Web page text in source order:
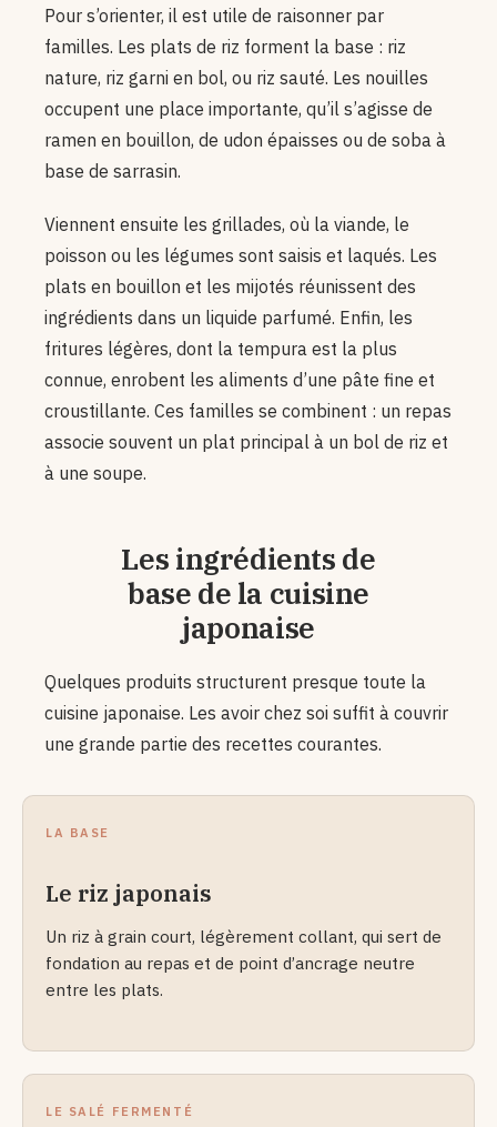
Pour s’orienter, il est utile de raisonner par
familles. Les plats de riz forment la base : riz
nature, riz garni en bol, ou riz sauté. Les nouilles
occupent une place importante, qu’il s’agisse de
ramen en bouillon, de udon épaisses ou de soba à
base de sarrasin.
Viennent ensuite les grillades, où la viande, le
poisson ou les légumes sont saisis et laqués. Les
plats en bouillon et les mijotés réunissent des
ingrédients dans un liquide parfumé. Enfin, les
fritures légères, dont la tempura est la plus
connue, enrobent les aliments d’une pâte fine et
croustillante. Ces familles se combinent : un repas
associe souvent un plat principal à un bol de riz et
à une soupe.
Les ingrédients de
base de la cuisine
japonaise
Quelques produits structurent presque toute la
cuisine japonaise. Les avoir chez soi suffit à couvrir
une grande partie des recettes courantes.
LA BASE
Le riz japonais
Un riz à grain court, légèrement collant, qui sert de
fondation au repas et de point d’ancrage neutre
entre les plats.
LE SALÉ FERMENTÉ